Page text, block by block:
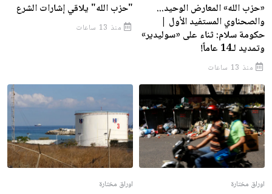
«حزب الله» المعارض الوحيد...
والصحناوي المستفيد الأول |
حكومة سلام: ثناء على «سوليدير»
وتمديد لـ14 عاماً!
منذ 13 ساعات
"حزب الله" يلاقي إشارات الشرع
منذ 13 ساعات
اوراق مختارة اوراق مختارة